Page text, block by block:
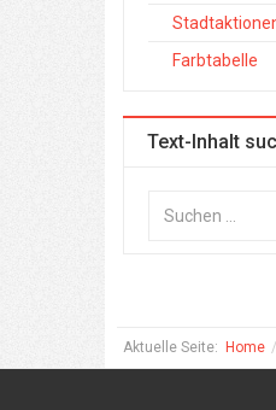
Farbtabelle
Text-Inhalt
Aktuelle Seite: Home